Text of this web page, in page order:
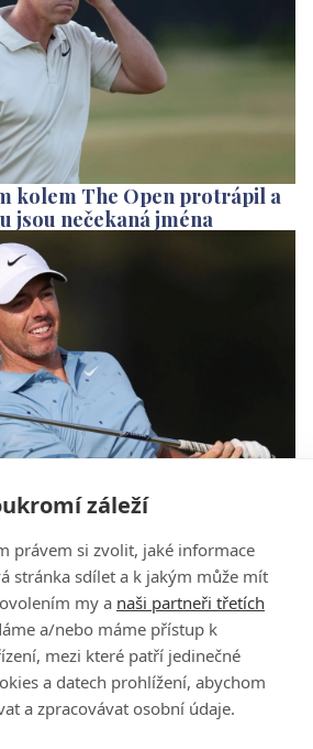
záleží
právem si zvolit, jaké informace
stránka sdílet a k jakým může mít
my a naši partneři třetích
a/nebo máme přístup k
mezi které patří jedinečné
a datech prohlížení, abychom
a zpracovávat osobní údaje.
kolem The Open protrápil a
jsou nečekaná jména
Scottish Open. S McIlroyem
17 hráčů v rozmezí tří ran